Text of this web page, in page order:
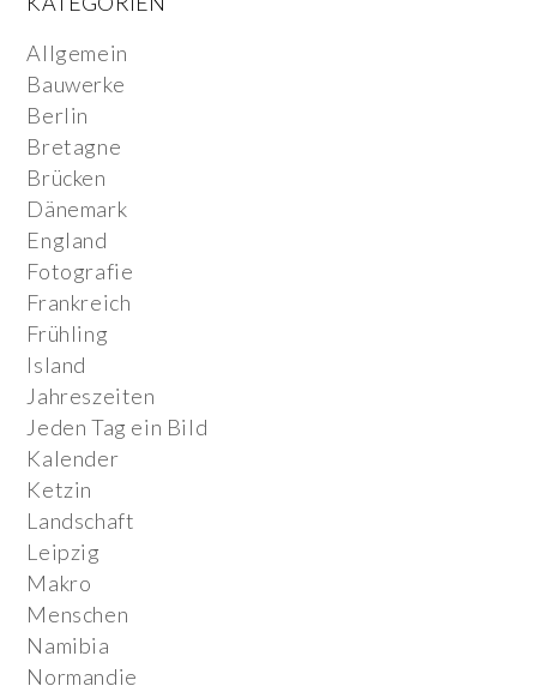
Allgemein
Bauwerke
Berlin
Bretagne
Brücken
Dänemark
England
Fotografie
Frankreich
Frühling
Island
Jahreszeiten
Jeden Tag ein Bild
Kalender
Ketzin
Landschaft
Leipzig
Makro
Menschen
Namibia
Normandie